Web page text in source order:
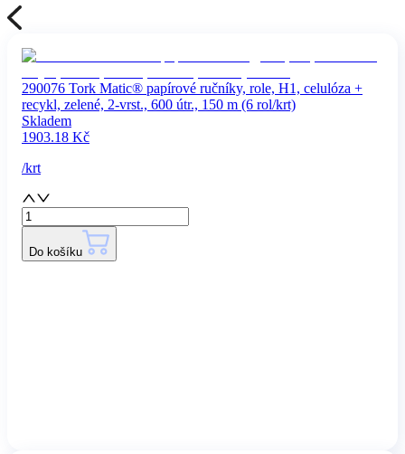
290076 Tork Matic® papírové ručníky, role, H1, celulóza +
recykl, zelené, 2-vrst., 600 útr., 150 m (6 rol/krt)
Skladem
1903.18 Kč
/krt
Do košíku